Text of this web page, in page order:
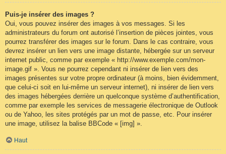
Puis-je insérer des images ?
Oui, vous pouvez insérer des images à vos messages. Si les
administrateurs du forum ont autorisé l’insertion de pièces jointes, vous
pourrez transférer des images sur le forum. Dans le cas contraire, vous
devrez insérer un lien vers une image distante, hébergée sur un serveur
internet public, comme par exemple « http://www.exemple.com/mon-
image.gif ». Vous ne pourrez cependant ni insérer de lien vers des
images présentes sur votre propre ordinateur (à moins, bien évidemment,
que celui-ci soit en lui-même un serveur internet), ni insérer de lien vers
des images hébergées derrière un quelconque système d’authentification,
comme par exemple les services de messagerie électronique de Outlook
ou de Yahoo, les sites protégés par un mot de passe, etc. Pour insérer
une image, utilisez la balise BBCode « [img] ».
Haut